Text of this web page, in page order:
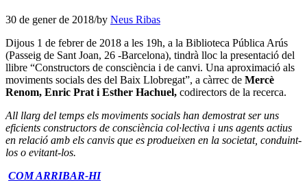
30 de gener de 2018/by Neus Ribas
Dijous 1 de febrer de 2018 a les 19h, a la Biblioteca Pública Arús
(Passeig de Sant Joan, 26 -Barcelona), tindrà lloc la presentació del
llibre “Constructors de consciència i de canvi. Una aproximació als
moviments socials des del Baix Llobregat”, a càrrec de Mercè
Renom, Enric Prat i Esther Hachuel, codirectors de la recerca.
All llarg del temps els moviments socials han demostrat ser uns
eficients constructors de consciència col·lectiva i uns agents actius
en relació amb els canvis que es produeixen en la societat, conduint-
los o evitant-los.
COM ARRIBAR-HI